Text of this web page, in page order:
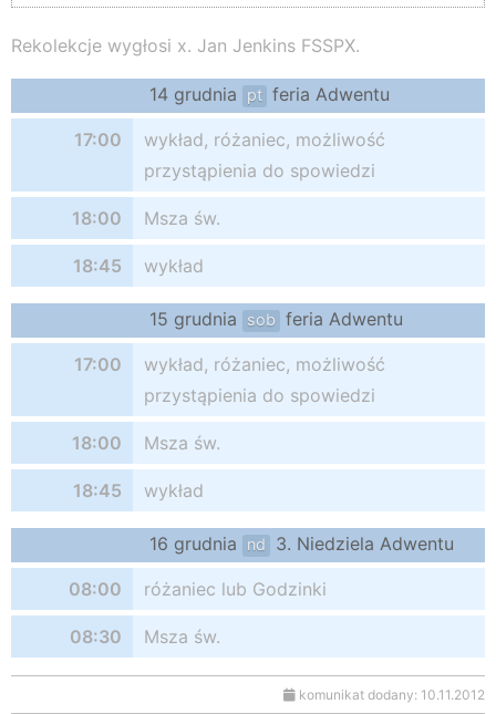
Rekolekcje wygłosi x. Jan Jenkins FSSPX.
14 grudnia pt feria Adwentu
17:00
wykład, różaniec, możliwość
przystąpienia do spowiedzi
18:00 Msza św.
18:45 wykład
15 grudnia sob feria Adwentu
17:00
wykład, różaniec, możliwość
przystąpienia do spowiedzi
18:00 Msza św.
18:45 wykład
16 grudnia nd 3. Niedziela Adwentu
08:00 różaniec lub Godzinki
08:30 Msza św.
komunikat dodany: 10.11.2012